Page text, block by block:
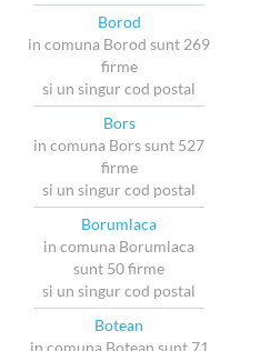
Borod
in comuna Borod sunt 269
firme
si un singur cod postal
Bors
in comuna Bors sunt 527
firme
si un singur cod postal
Borumlaca
in comuna Borumlaca
sunt 50 firme
si un singur cod postal
Botean
in comuna Botean sunt 71